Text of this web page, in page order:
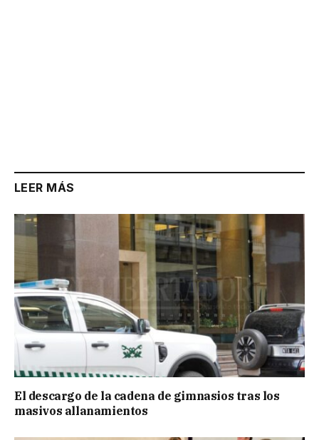
LEER MÁS
El descargo de la cadena de gimnasios tras los
masivos allanamientos